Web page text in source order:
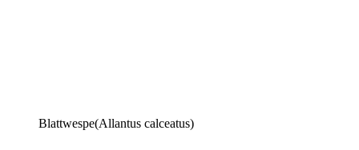
Blattwespe(Allantus calceatus)